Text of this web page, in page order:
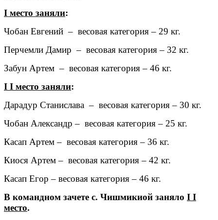
I место заняли:
Чобан Евгений – весовая категория – 29 кг.
Перчемли Дамир – весовая категория – 32 кг.
Забун Артем – весовая категория – 46 кг.
I I место заняли:
Дарадур Станислава – весовая категория – 30 кг.
Чобан Александр – весовая категория – 25 кг.
Касап Артем – весовая категория – 36 кг.
Киося Артем – весовая категория – 42 кг.
Касап Егор – весовая категория – 46 кг.
В командном зачете с. Чишмикиой заняло I I
место.